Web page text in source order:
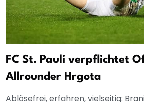
FC St. Pauli verpflichtet
Allrounder Hrgota
Ablösefrei, erfahren, vielseitig: